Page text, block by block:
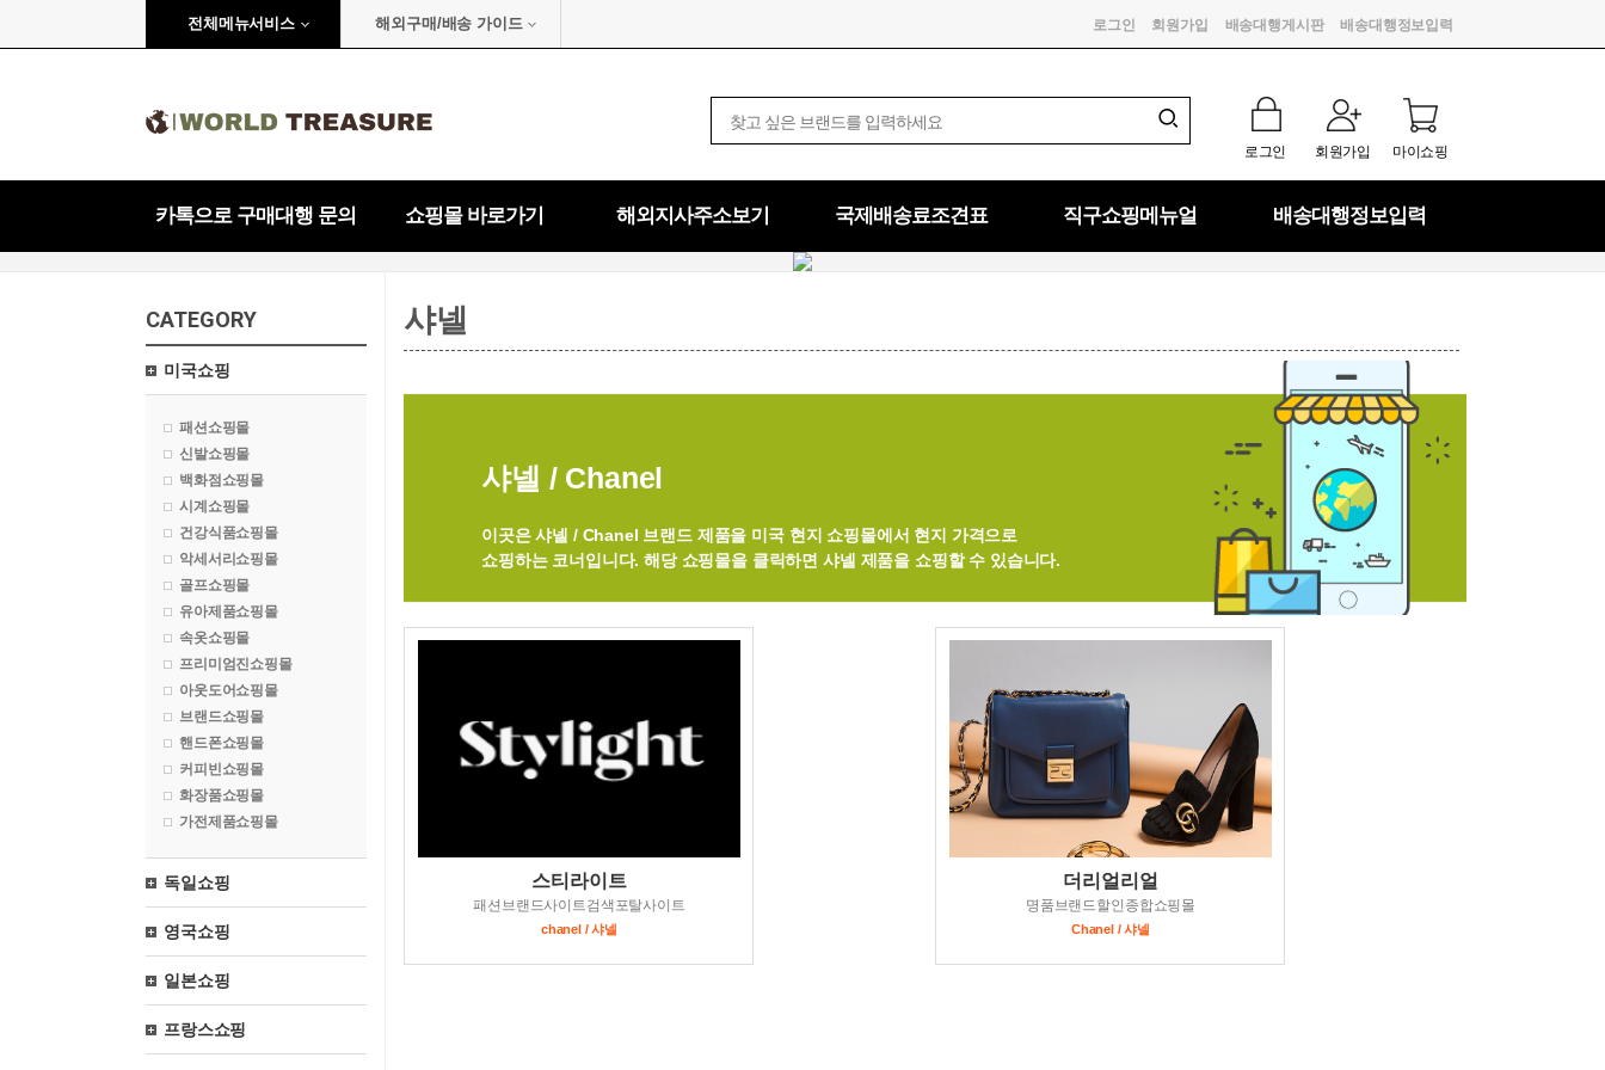
전체메뉴서비스 해외구매/배송 가이드 로그인 회원가입 배송대행게시판 배송대행정보입력
로그인 회원가입 마이쇼핑
카톡으로 구매대행 문의 쇼핑몰 바로가기 해외지사주소보기 국제배송료조견표 직구쇼핑메뉴얼 배송대행정보입력
CATEGORY
미국쇼핑
패션쇼핑몰
신발쇼핑몰
백화점쇼핑몰
시계쇼핑몰
건강식품쇼핑몰
악세서리쇼핑몰
골프쇼핑몰
유아제품쇼핑몰
속옷쇼핑몰
프리미엄진쇼핑몰
아웃도어쇼핑몰
브랜드쇼핑몰
핸드폰쇼핑몰
커피빈쇼핑몰
화장품쇼핑몰
가전제품쇼핑몰
독일쇼핑
영국쇼핑
일본쇼핑
프랑스쇼핑
샤넬
샤넬 / Chanel
이곳은 샤넬 / Chanel 브랜드 제품을 미국 현지 쇼핑몰에서 현지 가격으로
쇼핑하는 코너입니다. 해당 쇼핑몰을 클릭하면 샤넬 제품을 쇼핑할 수 있습니다.
스티라이트
패션브랜드사이트검색포탈사이트
chanel / 샤넬
더리얼리얼
명품브랜드할인종합쇼핑몰
Chanel / 샤넬